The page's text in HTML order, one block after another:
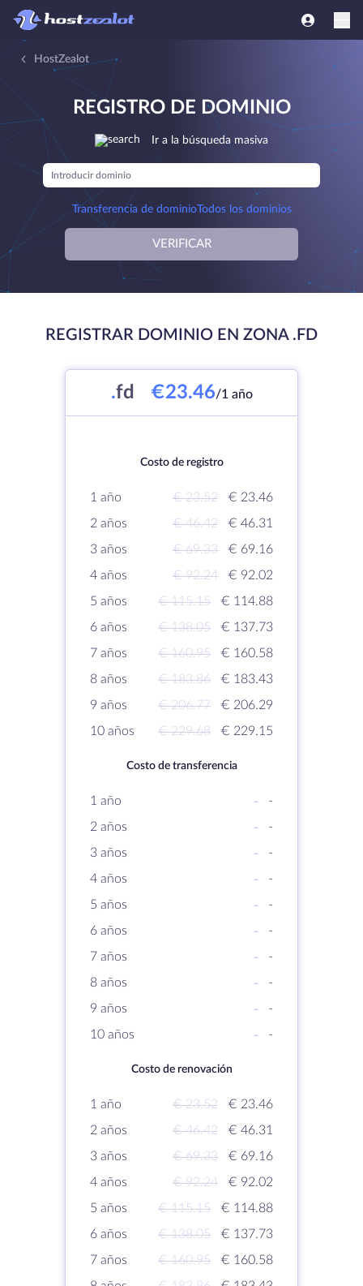
HostZealot
REGISTRO DE DOMINIO
Ir a la búsqueda masiva
Transferencia de dominioTodos los dominios
VERIFICAR
REGISTRAR DOMINIO EN ZONA .FD
.fd €23.46/1 año
Costo de registro
1 año € 23.52
€ 23.46
2 años
€ 46.42
€ 46.31
3 años
€ 69.33
€ 69.16
4 años
€ 92.24
€ 92.02
5 años
€ 115.15
€ 114.88
6 años
€ 138.05
€ 137.73
7 años
€ 160.95
€ 160.58
8 años
€ 183.86
€ 183.43
9 años
€ 206.77
€ 206.29
10 años
€ 229.68 € 229.15
Costo de transferencia
1 año -
-
2 años
-
-
3 años
-
-
4 años
-
-
5 años
-
-
6 años
-
-
7 años
-
-
8 años
-
-
9 años
-
-
10 años
- -
Costo de renovación
1 año € 23.52
€ 23.46
2 años
€ 46.42
€ 46.31
3 años
€ 69.33
€ 69.16
4 años
€ 92.24
€ 92.02
5 años
€ 115.15
€ 114.88
6 años
€ 138.05
€ 137.73
7 años
€ 160.95
€ 160.58